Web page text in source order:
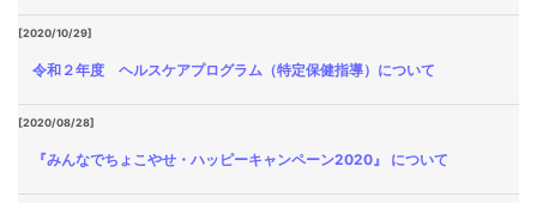
[2020/10/29]
令和２年度 ヘルスケアプログラム（特定保健指導）について
[2020/08/28]
『みんなでちょこやせ・ハッピーキャンペーン2020』 について